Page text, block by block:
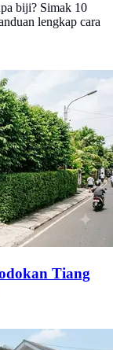
biji? Simak 10
lengkap cara
Tiang